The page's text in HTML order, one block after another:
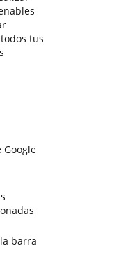
tus
barra